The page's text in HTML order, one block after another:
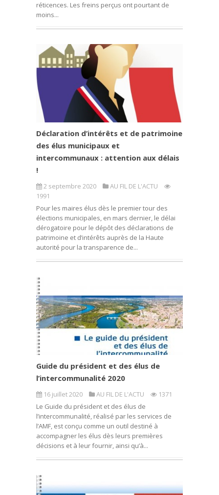
réticences. Les freins perçus ont pourtant de
moins...
Déclaration d’intérêts et de patrimoine
des élus municipaux et
intercommunaux : attention aux délais
!
2 septembre 2020
AU FIL DE L'ACTU
1991
Pour les maires élus dès le premier tour des
élections municipales, en mars dernier, le délai
dérogatoire pour le dépôt des déclarations de
patrimoine et d’intérêts auprès de la Haute
autorité pour la transparence de...
Guide du président et des élus de
l’intercommunalité 2020
16 juillet 2020 AU FIL DE L'ACTU
1371
Le Guide du président et des élus de
l’intercommunalité, réalisé par les services de
l’AMF, est conçu comme un outil destiné à
accompagner les élus dès leurs premières
décisions et à leur fournir, ainsi qu’à...